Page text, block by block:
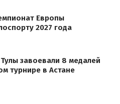
Европы
2027 года
завоевали 8 медалей
турнире в Астане